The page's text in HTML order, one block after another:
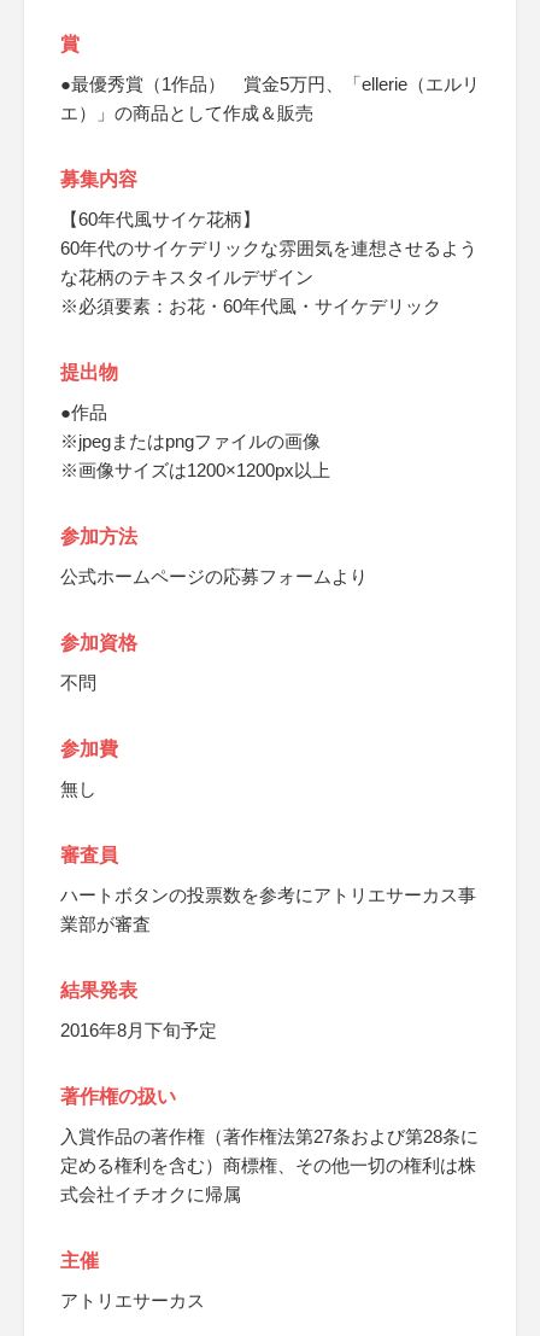
賞
●最優秀賞（1作品） 賞金5万円、「ellerie（エルリ
エ）」の商品として作成＆販売
募集内容
【60年代風サイケ花柄】
60年代のサイケデリックな雰囲気を連想させるよう
な花柄のテキスタイルデザイン
※必須要素：お花・60年代風・サイケデリック
提出物
●作品
※jpegまたはpngファイルの画像
※画像サイズは1200×1200px以上
参加方法
公式ホームページの応募フォームより
参加資格
不問
参加費
無し
審査員
ハートボタンの投票数を参考にアトリエサーカス事
業部が審査
結果発表
2016年8月下旬予定
著作権の扱い
入賞作品の著作権（著作権法第27条および第28条に
定める権利を含む）商標権、その他一切の権利は株
式会社イチオクに帰属
主催
アトリエサーカス